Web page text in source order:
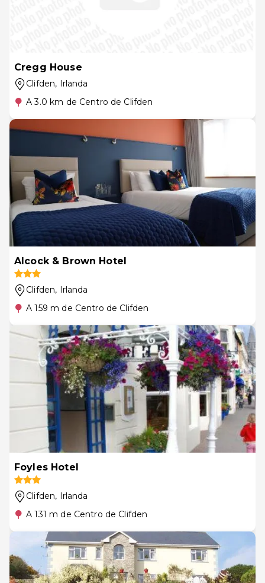
Cregg House
Clifden, Irlanda
A 3.0 km de Centro de Clifden
Alcock & Brown Hotel
Clifden, Irlanda
A 159 m de Centro de Clifden
Foyles Hotel
Clifden, Irlanda
A 131 m de Centro de Clifden